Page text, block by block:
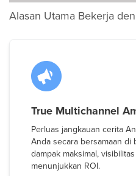
Alasan Utama Bekerja
True Multichannel
Perluas jangkauan cerita
Anda secara bersamaan
dampak maksimal,
menunjukkan ROI.